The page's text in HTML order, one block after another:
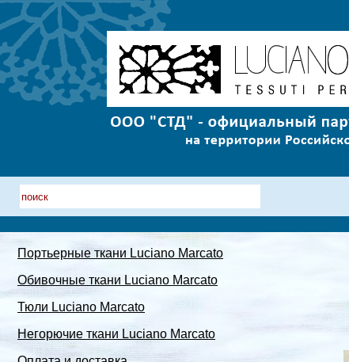
Портьерные ткани Luciano Marcato
Обивочные ткани Luciano Marcato
Тюли Luciano Marcato
Негорючие ткани Luciano Marcato